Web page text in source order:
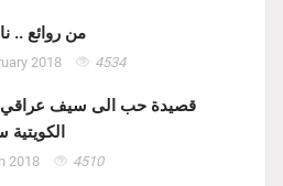
من روائع ..
2018 4534
قصيدة حب الى سيف عراقي
2018 4510